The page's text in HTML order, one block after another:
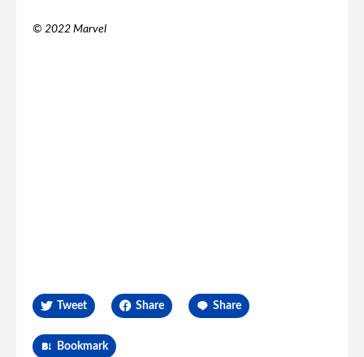
© 2022 Marvel
Tweet Share Share
Bookmark